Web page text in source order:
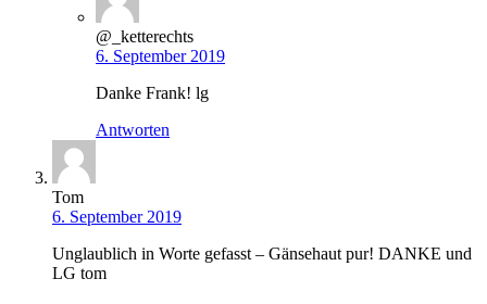
@_ketterechts
6. September 2019
Danke Frank! lg
Antworten
Tom
6. September 2019
Unglaublich in Worte gefasst – Gänsehaut pur! DANKE und
LG tom